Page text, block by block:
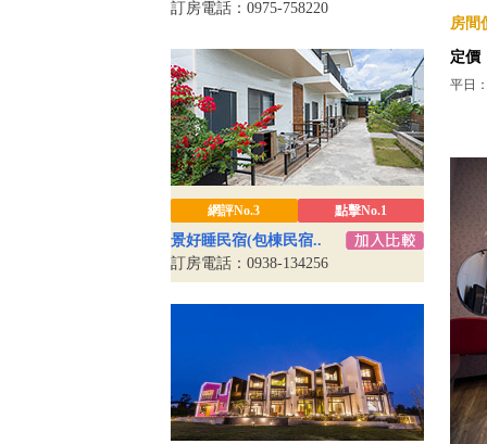
訂房電話：0975-758220
網評No.3 點擊No.1
景好睡民宿(包棟民宿..
訂房電話：0938-134256
房間
定價
平日